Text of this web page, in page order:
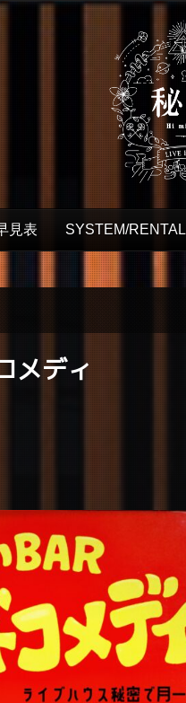
見表 SYSTEM/RENTAL
メディ